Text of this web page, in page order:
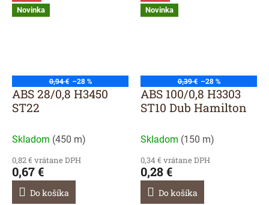
Novinka
0,94 € –28 %
ABS 28/0,8 H3450
ST22
Skladom (450 m)
0,82 € vrátane DPH
0,67 €
Do košíka
Novinka
0,39 € –28 %
ABS 100/0,8 H3303
ST10 Dub Hamilton
Skladom (150 m)
0,34 € vrátane DPH
0,28 €
Do košíka